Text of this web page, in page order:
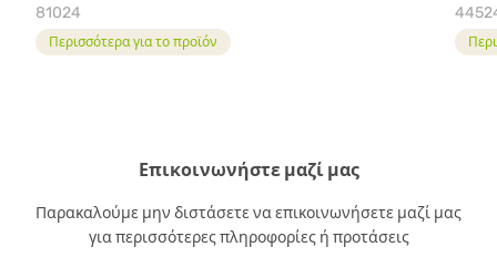
81024
Περισσότερα για το προϊόν
Επικοινωνήστε μαζί μας
Παρακαλούμε μην διστάσετε να επικοινωνήσετε μαζί μας
για περισσότερες πληροφορίες ή προτάσεις